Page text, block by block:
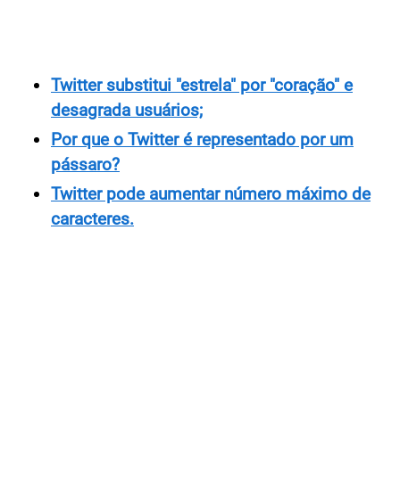
Twitter substitui "estrela" por "coração" e
desagrada usuários;
Por que o Twitter é representado por um
pássaro?
Twitter pode aumentar número máximo de
caracteres.